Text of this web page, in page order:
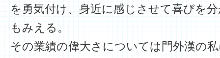
を勇気付け、身近に感じさせて喜びを
もみえる。
その業績の偉大さについては門外漢の